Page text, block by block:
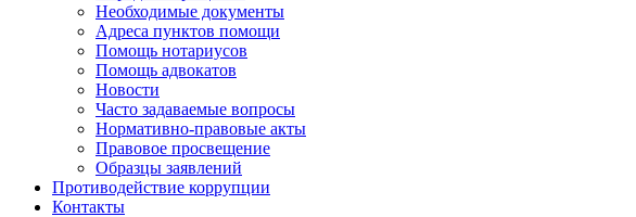
Необходимые документы
Адреса пунктов помощи
Помощь нотариусов
Помощь адвокатов
Новости
Часто задаваемые вопросы
Нормативно-правовые акты
Правовое просвещение
Образцы заявлений
Противодействие коррупции
Контакты